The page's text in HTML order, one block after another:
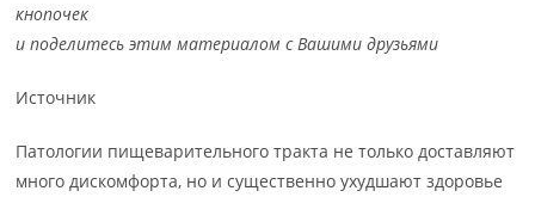
кнопочек
и поделитесь этим материалом с Вашими друзьями
Источник
Патологии пищеварительного тракта не только доставляют
много дискомфорта, но и существенно ухудшают здоровье